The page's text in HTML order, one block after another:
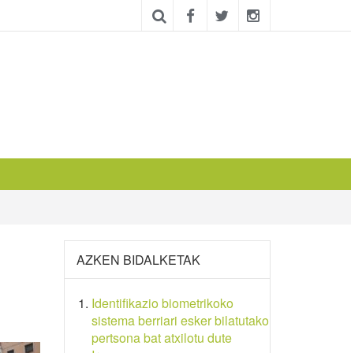
AZKEN BIDALKETAK
Identifikazio biometrikoko
sistema berriari esker bilatutako
pertsona bat atxilotu dute